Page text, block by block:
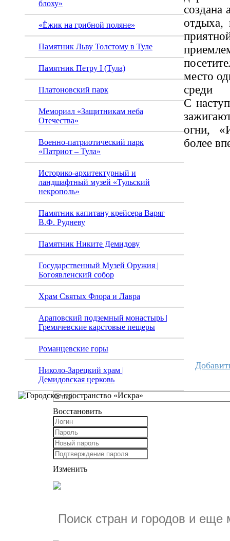
блоху»
«Ёжик на грибной поляне»
Памятник Льву Толстому в Туле
Памятник Петру I (Тула)
Платоновский парк
Мемориал «Защитникам неба
Отечества»
Военно-патриотический парк
«Патриот – Тула»
Историко-архитектурный и
ландшафтный музей «Тульский
некрополь»
Памятник капитану крейсера Варяг
В.Ф. Рудневу
Памятник Никите Демидову
Государственный Музей Оружия |
Богоявленский собор
Храм Святых Флора и Лавра
Араповский подземный монастырь |
Гремячевские карстовые пещеры
Романцевские горы
Николо-Зарецкий храм |
Демидовская церковь
Восстановить
Изменить
создана
отдыха,
место
С
огни,
более